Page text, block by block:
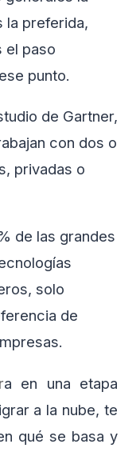
la preferida,
el paso
punto.
de Gartner,
con dos o
privadas o
de las grandes
solo
de
a en una etapa
a la nube, te
qué se basa y